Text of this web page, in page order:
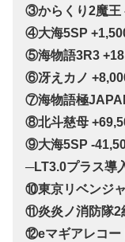
③からくり2魔王
④大海5SP
⑤海物語3R3
⑥冴えカノ
⑦海物語極
⑧北斗慈母
⑨大海5SP -
─LT3.0プラス導
⑩東京リベンジ
⑪炎炎ノ消防隊2
⑫eマギアレコー